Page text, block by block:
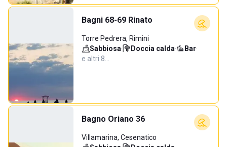
Bagni 68-69 Rinato
Torre Pedrera, Rimini
Sabbiosa· Doccia calda· Bar·
e altri 8…
Bagno Oriano 36
Villamarina, Cesenatico